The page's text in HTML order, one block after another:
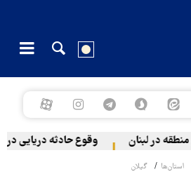
در لبنان وقوع حادثه دریایی در
استان‌ها گیلان